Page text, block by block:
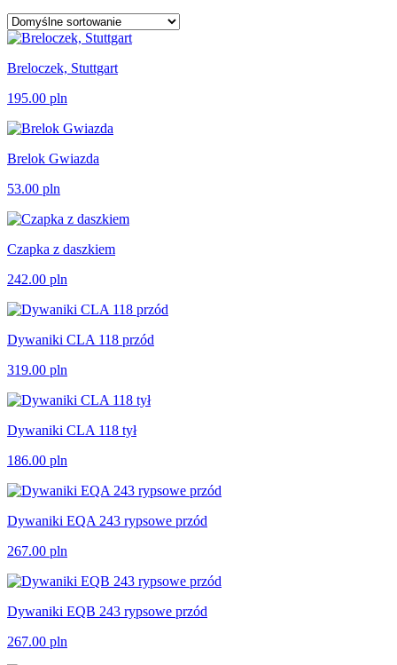
Breloczek, Stuttgart
195.00 pln
Brelok Gwiazda
53.00 pln
Czapka z daszkiem
242.00 pln
Dywaniki CLA 118 przód
319.00 pln
Dywaniki CLA 118 tył
186.00 pln
Dywaniki EQA 243 rypsowe przód
267.00 pln
Dywaniki EQB 243 rypsowe przód
267.00 pln